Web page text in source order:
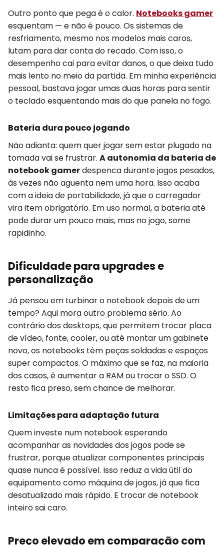
Outro ponto que pega é o calor. Notebooks gamer
esquentam — e não é pouco. Os sistemas de
resfriamento, mesmo nos modelos mais caros,
lutam para dar conta do recado. Com isso, o
desempenho cai para evitar danos, o que deixa tudo
mais lento no meio da partida. Em minha experiência
pessoal, bastava jogar umas duas horas para sentir
o teclado esquentando mais do que panela no fogo.
Bateria dura pouco jogando
Não adianta: quem quer jogar sem estar plugado na
tomada vai se frustrar. A autonomia da bateria de
notebook gamerdespenca durante jogos pesados,
às vezes não aguenta nem uma hora. Isso acaba
com a ideia de portabilidade, já que o carregador
vira item obrigatório. Em uso normal, a bateria até
pode durar um pouco mais, mas no jogo, some
rapidinho.
Dificuldade para upgrades e
personalização
Já pensou em turbinar o notebook depois de um
tempo? Aqui mora outro problema sério. Ao
contrário dos desktops, que permitem trocar placa
de vídeo, fonte, cooler, ou até montar um gabinete
novo, os notebooks têm peças soldadas e espaços
super compactos. O máximo que se faz, na maioria
dos casos, é aumentar a RAM ou trocar o SSD. O
resto fica preso, sem chance de melhorar.
Limitações para adaptação futura
Quem investe num notebook esperando
acompanhar as novidades dos jogos pode se
frustrar, porque atualizar componentes principais
quase nunca é possível. Isso reduz a vida útil do
equipamento como máquina de jogos, já que fica
desatualizado mais rápido. E trocar de notebook
inteiro sai caro.
Preço elevado em comparação com